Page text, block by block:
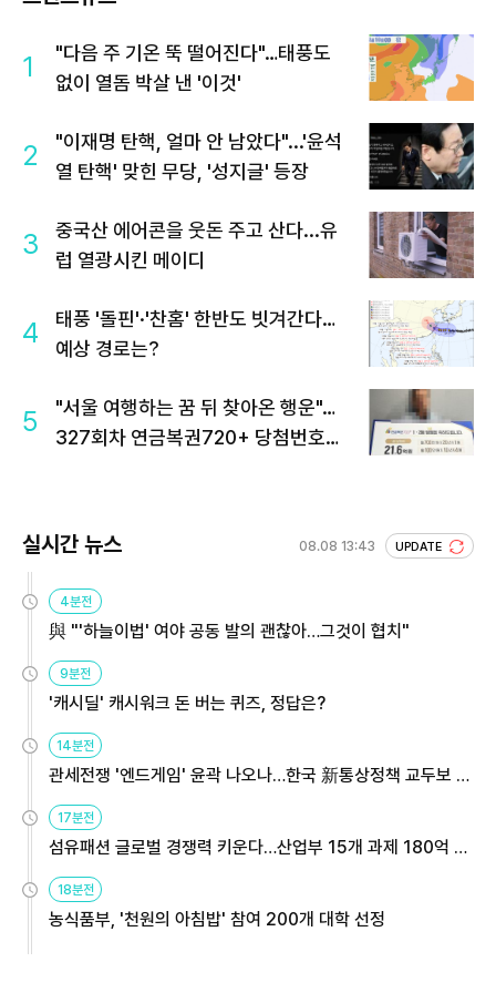
1
"다음 주 기온 뚝 떨어진다"…태풍도
없이 열돔 박살 낸 '이것'
2
"이재명 탄핵, 얼마 안 남았다"...'윤석
열 탄핵' 맞힌 무당, '성지글' 등장
3
중국산 에어콘을 웃돈 주고 산다...유
럽 열광시킨 메이디
4
태풍 '돌핀'·'찬홈' 한반도 빗겨간다…
예상 경로는?
5
"서울 여행하는 꿈 뒤 찾아온 행운"…
327회차 연금복권720+ 당첨번호조
실시간 뉴스 08.08 13:43 UPDATE
4분전
與 "'하늘이법' 여야 공동 발의 괜찮아…그것이 협치"
9분전
'캐시딜' 캐시워크 돈 버는 퀴즈, 정답은?
14분전
관세전쟁 '엔드게임' 윤곽 나오나…한국 新통상정책 교두보 활
용해야
17분전
섬유패션 글로벌 경쟁력 키운다…산업부 15개 과제 180억 지
원
18분전
농식품부, '천원의 아침밥' 참여 200개 대학 선정